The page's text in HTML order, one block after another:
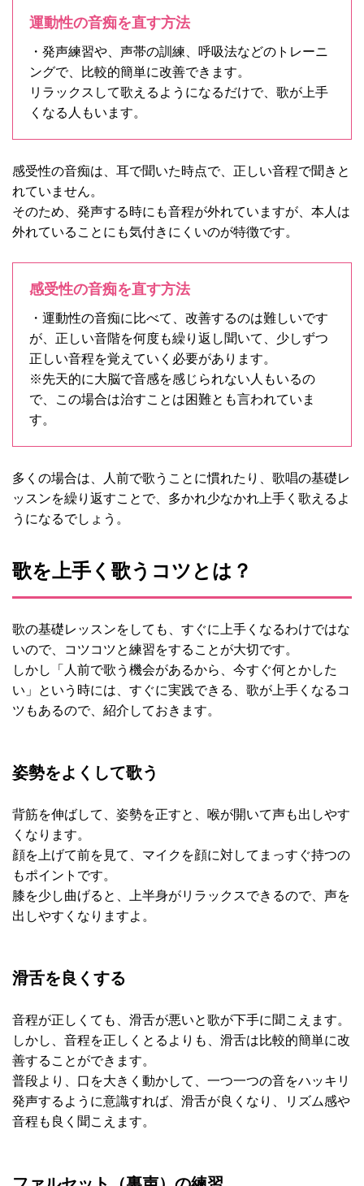
運動性の音痴を直す方法
・発声練習や、声帯の訓練、呼吸法などのトレーニ
ングで、比較的簡単に改善できます。
リラックスして歌えるようになるだけで、歌が上手
くなる人もいます。
感受性の音痴は、耳で聞いた時点で、正しい音程で聞きと
れていません。
そのため、発声する時にも音程が外れていますが、本人は
外れていることにも気付きにくいのが特徴です。
感受性の音痴を直す方法
・運動性の音痴に比べて、改善するのは難しいです
が、正しい音階を何度も繰り返し聞いて、少しずつ
正しい音程を覚えていく必要があります。
※先天的に大脳で音感を感じられない人もいるの
で、この場合は治すことは困難とも言われていま
す。
多くの場合は、人前で歌うことに慣れたり、歌唱の基礎レ
ッスンを繰り返すことで、多かれ少なかれ上手く歌えるよ
うになるでしょう。
歌を上手く歌うコツとは？
歌の基礎レッスンをしても、すぐに上手くなるわけではな
いので、コツコツと練習をすることが大切です。
しかし「人前で歌う機会があるから、今すぐ何とかした
い」という時には、すぐに実践できる、歌が上手くなるコ
ツもあるので、紹介しておきます。
姿勢をよくして歌う
背筋を伸ばして、姿勢を正すと、喉が開いて声も出しやす
くなります。
顔を上げて前を見て、マイクを顔に対してまっすぐ持つの
もポイントです。
膝を少し曲げると、上半身がリラックスできるので、声を
出しやすくなりますよ。
滑舌を良くする
音程が正しくても、滑舌が悪いと歌が下手に聞こえます。
しかし、音程を正しくとるよりも、滑舌は比較的簡単に改
善することができます。
普段より、口を大きく動かして、一つ一つの音をハッキリ
発声するように意識すれば、滑舌が良くなり、リズム感や
音程も良く聞こえます。